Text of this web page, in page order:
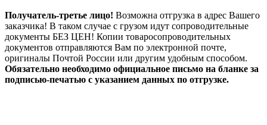
Получатель-третье лицо! Возможна отгрузка в адрес Вашего
заказчика! В таком случае с грузом идут сопроводительные
документы БЕЗ ЦЕН! Копии товаросопроводительных
документов отправляются Вам по электронной почте,
оригиналы Почтой России или другим удобным способом.
Обязательно необходимо официальное письмо на бланке за
подписью-печатью с указанием данных по отгрузке.